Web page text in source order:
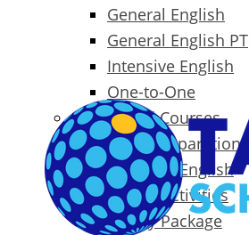
General English
General English PT
Intensive English
One-to-One
Specialized Courses
Exam Preparation
Business English
Packages & Activities
Family Package